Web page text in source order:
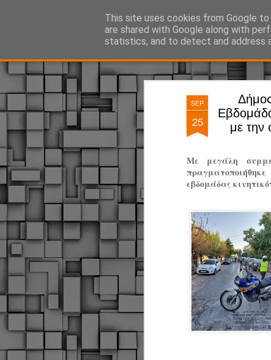
SEP
25
με την
Με μεγάλη
εβδομάδας
This site uses cookies from Google
are shared with Google along with
statistics, and to detect and address
ΔΗΜΟΤΙΚΗ ΑΣΤΥΝΟΜΙΑ, τα νέα!